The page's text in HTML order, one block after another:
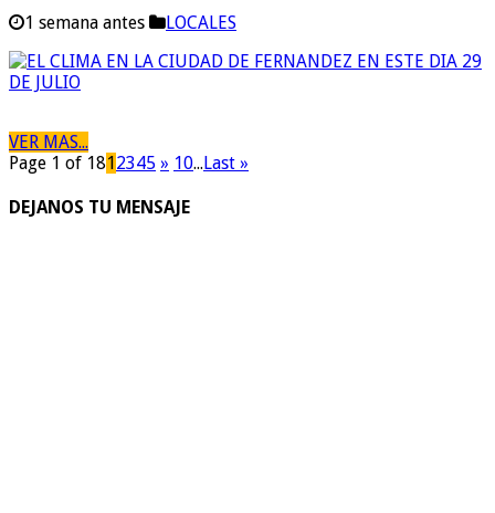
1 semana antes LOCALES
VER MAS...
Page 1 of 1812345 » 10...Last »
DEJANOS TU MENSAJE